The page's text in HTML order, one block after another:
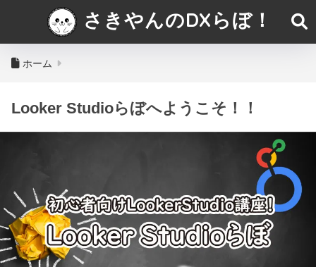
さきやんのDXらぼ！
ホーム
Looker Studioらぼへようこそ！！